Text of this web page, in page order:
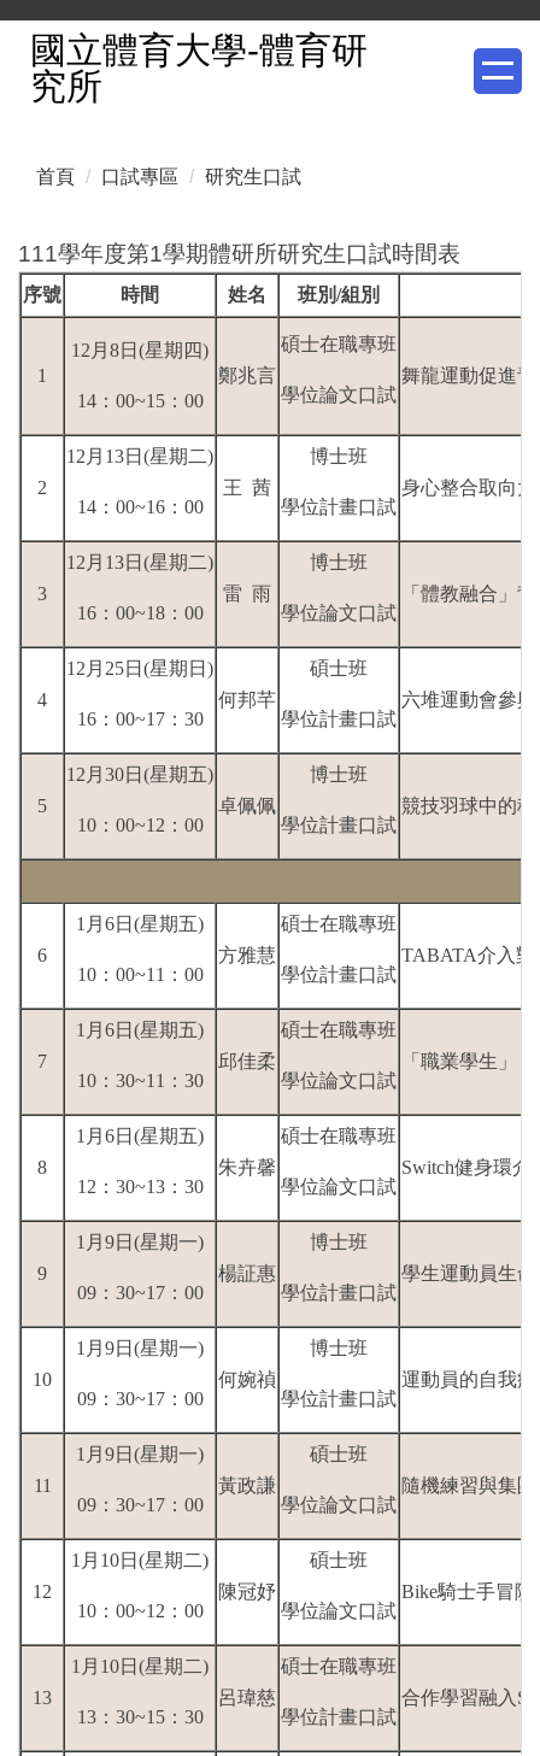
國立體育大學-體育研
究所
首頁 口試專區 研究生口試
111學年度第1學期體研所研究生口試時間表
序號 時間 姓名 班別/組別
1
12月8日(星期四)
14：00~15：00
鄭兆言
碩士在職專班
學位論文口試
舞龍運動促進
2
12月13日(星期二)
14：00~16：00
王 茜
博士班
學位計畫口試
身心整合取向
3
12月13日(星期二)
16：00~18：00
雷 雨
博士班
學位論文口試
「體教融合」
4
12月25日(星期日)
16：00~17：30
何邦芊
碩士班
學位計畫口試
六堆運動會參
5
12月30日(星期五)
10：00~12：00
卓佩佩
博士班
學位計畫口試
競技羽球中的
6
1月6日(星期五)
10：00~11：00
方雅慧
碩士在職專班
學位計畫口試
TABATA介入
7
1月6日(星期五)
10：30~11：30
邱佳柔
碩士在職專班
學位論文口試
「職業學生」
8
1月6日(星期五)
12：30~13：30
朱卉馨
碩士在職專班
學位論文口試
Switch健身環
9
1月9日(星期一)
09：30~17：00
楊証惠
博士班
學位計畫口試
學生運動員生
10
1月9日(星期一)
09：30~17：00
何婉禎
博士班
學位計畫口試
運動員的自我
11
1月9日(星期一)
09：30~17：00
黃政謙
碩士班
學位論文口試
隨機練習與集
12
1月10日(星期二)
10：00~12：00
陳冠妤
碩士班
學位論文口試
Bike騎士手冒
13
1月10日(星期二)
13：30~15：30
呂瑋慈
碩士在職專班
學位計畫口試
合作學習融入